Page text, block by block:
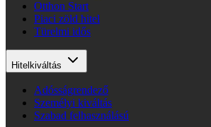
Otthon Start
Piaci zöld hitel
Türelmi idős
Hitelkiváltás
Adósságrendező
Személyi kiváltás
Szabad felhasználású